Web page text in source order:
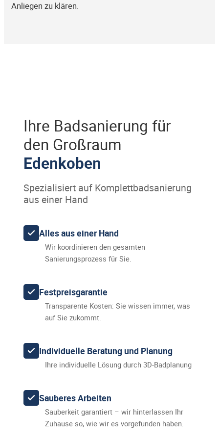
Anliegen zu klären.
Ihre Badsanierung für
den Großraum
Edenkoben
Spezialisiert auf Komplettbadsanierung
aus einer Hand
Alles aus einer Hand
Wir koordinieren den gesamten
Sanierungsprozess für Sie.
Festpreisgarantie
Transparente Kosten: Sie wissen immer, was
auf Sie zukommt.
Individuelle Beratung und Planung
Ihre individuelle Lösung durch 3D-Badplanung
Sauberes Arbeiten
Sauberkeit garantiert – wir hinterlassen Ihr
Zuhause so, wie wir es vorgefunden haben.